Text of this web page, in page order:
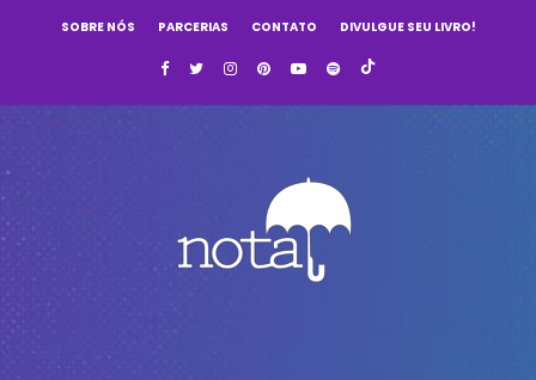
SOBRE NÓS PARCERIAS CONTATO DIVULGUE SEU LIVRO!